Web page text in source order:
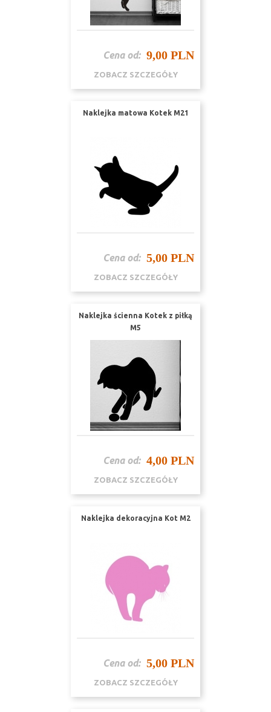
Cena od: 9,00 PLN
ZOBACZ SZCZEGÓŁY
Naklejka matowa Kotek M21
Cena od: 5,00 PLN
ZOBACZ SZCZEGÓŁY
Naklejka ścienna Kotek z piłką
M5
Cena od: 4,00 PLN
ZOBACZ SZCZEGÓŁY
Naklejka dekoracyjna Kot M2
Cena od: 5,00 PLN
ZOBACZ SZCZEGÓŁY